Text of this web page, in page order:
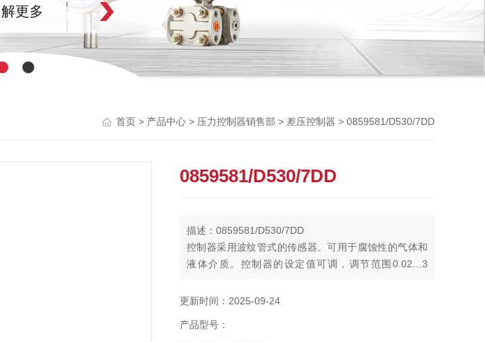
更多 Previous
首页 > 产品中心 > 压力控制器销售部 > 差压控制器 > 0859581/D530/7DD
0859581/D530/7DD
描述：0859581/D530/7DD
控制器采用波纹管式的传感器。可用于腐蚀性的气体和
液体介质。控制器的设定值可调，调节范围0.02…3
更新时间：2025-09-24
产品型号：